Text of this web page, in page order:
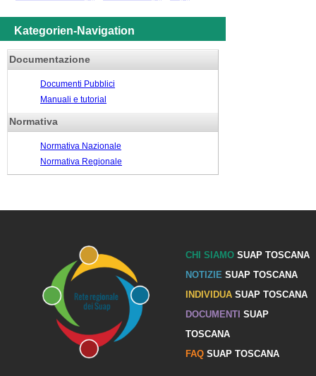
Kategorien-Navigation
Documentazione
Documenti Pubblici
Manuali e tutorial
Normativa
Normativa Nazionale
Normativa Regionale
CHI SIAMOSUAP TOSCANA
NOTIZIE SUAP TOSCANA
INDIVIDUASUAP TOSCANA
DOCUMENTI SUAP
TOSCANA
FAQSUAP TOSCANA